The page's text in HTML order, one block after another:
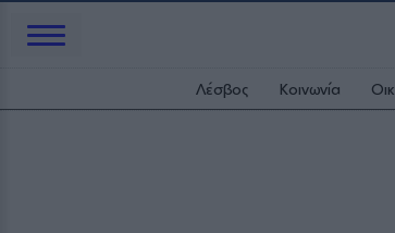
Λέσβος Κοινωνία